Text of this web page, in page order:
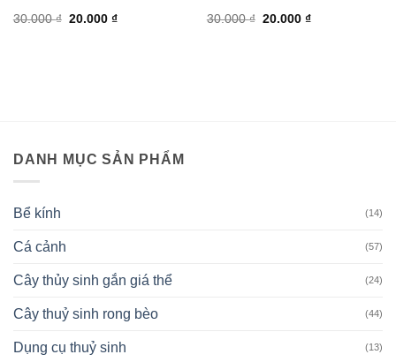
30.000₫ Giá
20.000 ₫Giá
30.000₫ Giá
20.000 ₫Giá
DANH MỤC SẢN PHẨM
Bể kính (14)
Cá cảnh (57)
Cây thủy sinh gắn giá thể (24)
Cây thuỷ sinh rong bèo (44)
Dụng cụ thuỷ sinh (13)